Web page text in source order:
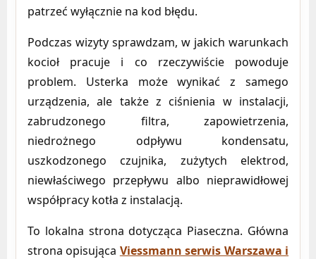
patrzeć wyłącznie na kod błędu.
Podczas wizyty sprawdzam, w jakich warunkach
kocioł pracuje i co rzeczywiście powoduje
problem. Usterka może wynikać z samego
urządzenia, ale także z ciśnienia w instalacji,
zabrudzonego filtra, zapowietrzenia,
niedrożnego odpływu kondensatu,
uszkodzonego czujnika, zużytych elektrod,
niewłaściwego przepływu albo nieprawidłowej
współpracy kotła z instalacją.
To lokalna strona dotycząca Piaseczna. Główna
strona opisująca Viessmann serwis Warszawa i